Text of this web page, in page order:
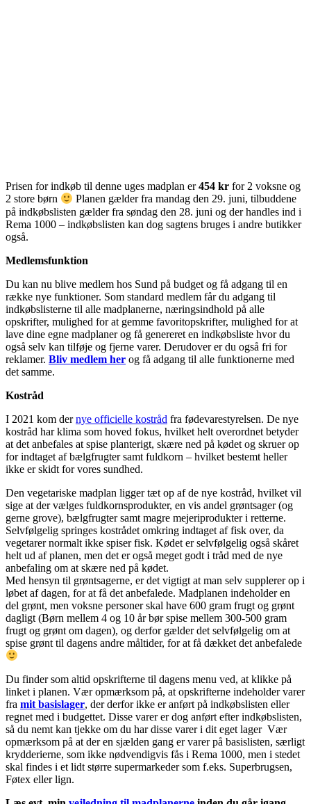
Prisen for indkøb til denne uges madplan er454 kr for 2 voksne og
2 store børn
Planen gælder fra mandag den 29. juni, tilbuddene
på indkøbslisten gælder fra søndag den 28. juni og der handles ind i
Rema 1000 – indkøbslisten kan dog sagtens bruges i andre butikker
også.
Medlemsfunktion
Du kan nu blive medlem hos Sund på budget og få adgang til en
række nye funktioner. Som standard medlem får du adgang til
indkøbslisterne til alle madplanerne, næringsindhold på alle
opskrifter, mulighed for at gemme favoritopskrifter, mulighed for at
lave dine egne madplaner og få genereret en indkøbsliste hvor du
også selv kan tilføje og fjerne varer. Derudover er du også fri for
reklamer. Bliv medlem her og få adgang til alle funktionerne med
det samme.
Kostråd
I 2021 kom dernye officielle kostråd fra fødevarestyrelsen. De nye
kostråd har klima som hoved fokus, hvilket helt overordnet betyder
at det anbefales at spise planterigt, skære ned på kødet og skruer op
for indtaget af bælgfrugter samt fuldkorn – hvilket bestemt heller
ikke er skidt for vores sundhed.
Den vegetariske madplan ligger tæt op af de nye kostråd, hvilket vil
sige at der vælges fuldkornsprodukter, en vis andel grøntsager (og
gerne grove), bælgfrugter samt magre mejeriprodukter i retterne.
Selvfølgelig springes kostrådet omkring indtaget af fisk over, da
vegetarer normalt ikke spiser fisk. Kødet er selvfølgelig også skåret
helt ud af planen, men det er også meget godt i tråd med de nye
anbefaling om at skære ned på kødet.
Med hensyn til grøntsagerne, er det vigtigt at man selv supplerer op i
løbet af dagen, for at få det anbefalede. Madplanen indeholder en
del grønt, men voksne personer skal have 600 gram frugt og grønt
dagligt (Børn mellem 4 og 10 år bør spise mellem 300-500 gram
frugt og grønt om dagen), og derfor gælder det selvfølgelig om at
spise grønt til dagens andre måltider, for at få dækket det anbefalede
Du finder som altid opskrifterne til dagens menu ved, at klikke på
linket i planen. Vær opmærksom på, at opskrifterne indeholder varer
fra mit basislager, der derfor ikke er anført på indkøbslisten eller
regnet med i budgettet. Disse varer er dog anført efter indkøbslisten,
så du nemt kan tjekke om du har disse varer i dit eget lager Vær
opmærksom på at der en sjælden gang er varer på basislisten, særligt
krydderierne, som ikke nødvendigvis fås i Rema 1000, men i stedet
skal findes i et lidt større supermarkeder som f.eks. Superbrugsen,
Føtex eller lign.